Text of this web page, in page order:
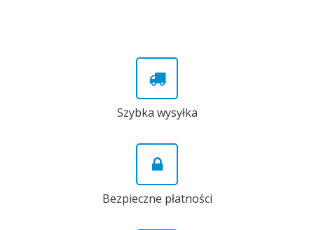
Szybka wysyłka
Bezpieczne płatności